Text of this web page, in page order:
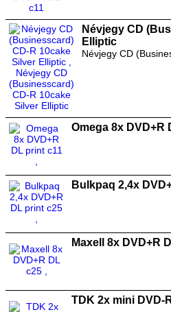
Névjegy CD
Elliptic
Névjegy CD
Omega 8x DVD+R
Bulkpaq 2,4x
Maxell 8x DVD+R
TDK 2x mini DVD-